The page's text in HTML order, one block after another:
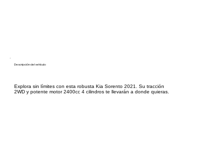
Descripción del vehículo
Explora sin límites con esta robusta Kia Sorento 2021. Su tracción
2WD y potente motor 2400cc 4 cilindros te llevarán a donde quieras.